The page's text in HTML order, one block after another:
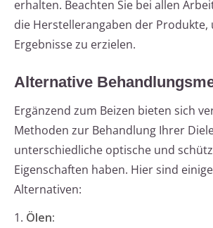
erhalten. Beachten Sie bei allen
die Herstellerangaben der Produkte,
Ergebnisse zu erzielen.
Alternative
Ergänzend zum Beizen bieten sich
Methoden zur Behandlung Ihrer
unterschiedliche optische und
Eigenschaften haben. Hier sind
Alternativen:
1. Ölen: